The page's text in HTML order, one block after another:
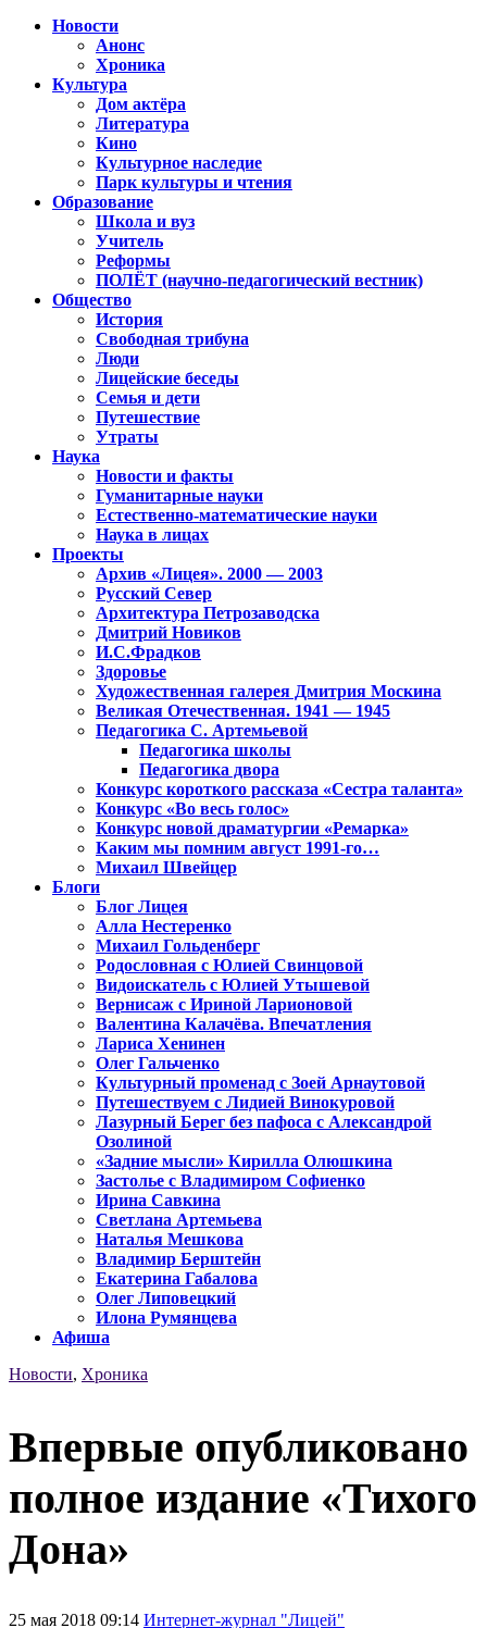
Новости
Анонс
Хроника
Культура
Дом актёра
Литература
Кино
Культурное наследие
Парк культуры и чтения
Образование
Школа и вуз
Учитель
Реформы
ПОЛЁТ (научно-педагогический вестник)
Общество
История
Свободная трибуна
Люди
Лицейские беседы
Семья и дети
Путешествие
Утраты
Наука
Новости и факты
Гуманитарные науки
Естественно-математические науки
Наука в лицах
Проекты
Архив «Лицея». 2000 — 2003
Русский Север
Архитектура Петрозаводска
Дмитрий Новиков
И.С.Фрадков
Здоровье
Художественная галерея Дмитрия Москина
Великая Отечественная. 1941 — 1945
Педагогика С. Артемьевой
Педагогика школы
Педагогика двора
Конкурс короткого рассказа «Сестра таланта»
Конкурс «Во весь голос»
Конкурс новой драматургии «Ремарка»
Каким мы помним август 1991-го…
Михаил Швейцер
Блоги
Блог Лицея
Алла Нестеренко
Михаил Гольденберг
Родословная с Юлией Свинцовой
Видоискатель с Юлией Утышевой
Вернисаж с Ириной Ларионовой
Валентина Калачёва. Впечатления
Лариса Хенинен
Олег Гальченко
Культурный променад с Зоей Арнаутовой
Путешествуем с Лидией Винокуровой
Лазурный Берег без пафоса с Александрой
Озолиной
«Задние мысли» Кирилла Олюшкина
Застолье с Владимиром Софиенко
Ирина Савкина
Светлана Артемьева
Наталья Мешкова
Владимир Берштейн
Екатерина Габалова
Олег Липовецкий
Илона Румянцева
Афиша
Новости, Хроника
Впервые опубликовано
полное издание «Тихого
Дона»
25 мая 2018 09:14 Интернет-журнал "Лицей"